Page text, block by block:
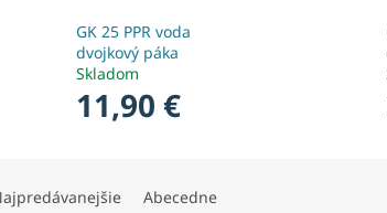
GK 25 PPR voda
dvojkový páka
Skladom
11,90 €
Abecedne